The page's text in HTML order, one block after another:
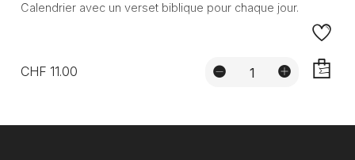
Calendrier avec un verset biblique pour chaque jour.
CHF 11.00